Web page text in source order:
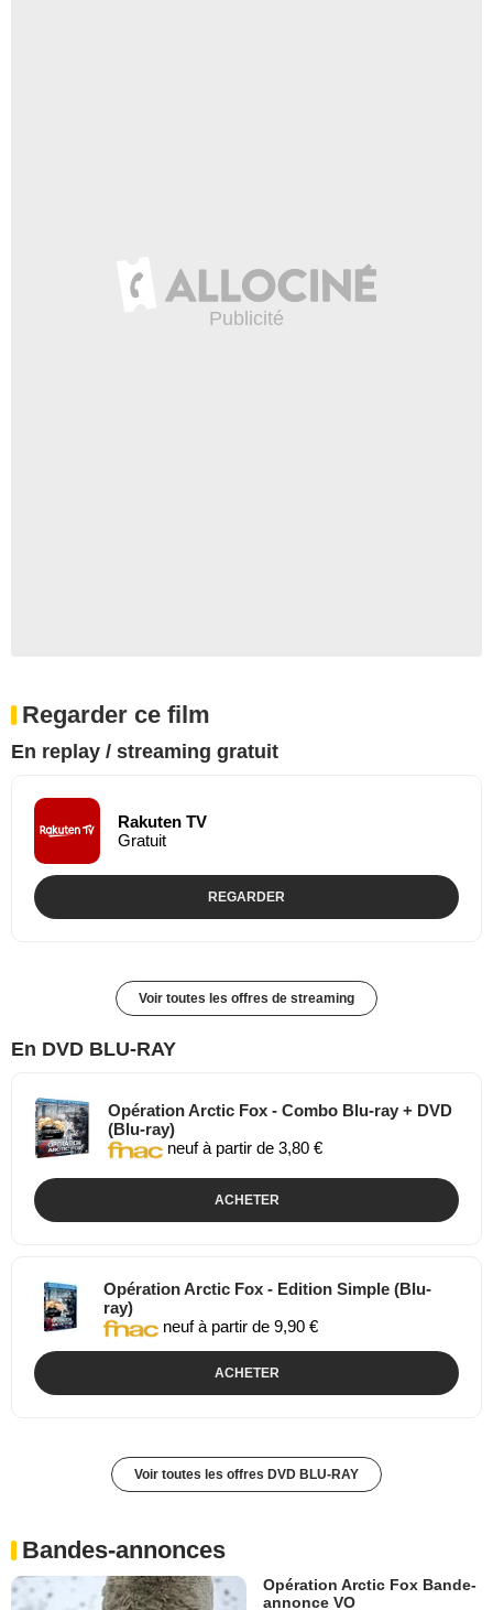
Regarder ce film
En replay / streaming gratuit
Rakuten TV
Gratuit
REGARDER
Voir toutes les offres de streaming
En DVD BLU-RAY
Opération Arctic Fox - Combo Blu-ray + DVD
(Blu-ray)
neuf à partir de 3,80 €
ACHETER
Opération Arctic Fox - Edition Simple (Blu-
ray)
neuf à partir de 9,90 €
ACHETER
Voir toutes les offres DVD BLU-RAY
Bandes-annonces
Opération Arctic Fox Bande-
annonce VO